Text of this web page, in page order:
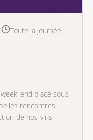
Toute la journée
end placé sous
rencontres.
de nos vins